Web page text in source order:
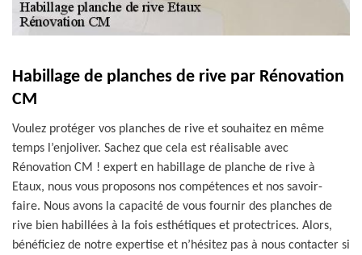
Habillage de planches de rive par Rénovation
CM
Voulez protéger vos planches de rive et souhaitez en même
temps l’enjoliver. Sachez que cela est réalisable avec
Rénovation CM ! expert en habillage de planche de rive à
Etaux, nous vous proposons nos compétences et nos savoir-
faire. Nous avons la capacité de vous fournir des planches de
rive bien habillées à la fois esthétiques et protectrices. Alors,
bénéficiez de notre expertise et n’hésitez pas à nous contacter si